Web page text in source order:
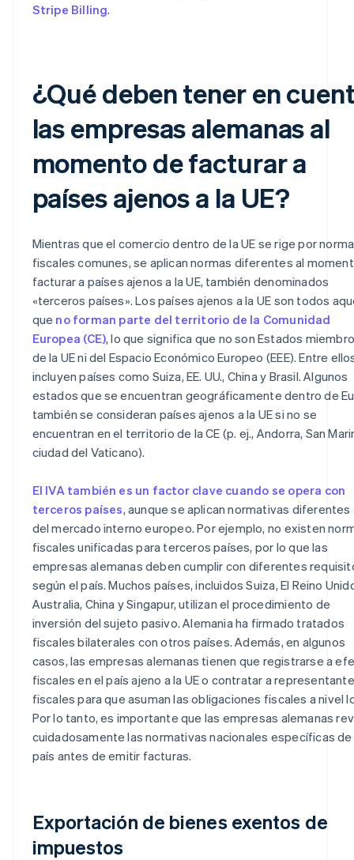
Stripe Billing.
¿Qué deben tener en
las empresas alemanas al
momento de facturar a
países ajenos a la UE?
Mientras que el comercio dentro de la UE se rige por
fiscales comunes, se aplican normas diferentes al
facturar a países ajenos a la UE, también denominados
«terceros países». Los países ajenos a la UE son todos
que no forman parte del territorio de la Comunidad
Europea (CE), lo que significa que no son Estados
de la UE ni del Espacio Económico Europeo (EEE). Entre
incluyen países como Suiza, EE. UU., China y Brasil. Algunos
estados que se encuentran geográficamente dentro de
también se consideran países ajenos a la UE si no se
encuentran en el territorio de la CE (p. ej., Andorra, San
ciudad del Vaticano).
El IVA también es un factor clave cuando se opera con
terceros países, aunque se aplican normativas diferentes
del mercado interno europeo. Por ejemplo, no existen
fiscales unificadas para terceros países, por lo que las
empresas alemanas deben cumplir con diferentes
según el país. Muchos países, incluidos Suiza, El Reino
Australia, China y Singapur, utilizan el procedimiento de
inversión del sujeto pasivo. Alemania ha firmado tratados
fiscales bilaterales con otros países. Además, en algunos
casos, las empresas alemanas tienen que registrarse a
fiscales en el país ajeno a la UE o contratar a
fiscales para que asuman las obligaciones fiscales a nivel
Por lo tanto, es importante que las empresas alemanas
cuidadosamente las normativas nacionales específicas
país antes de emitir facturas.
Exportación de bienes exentos de
impuestos